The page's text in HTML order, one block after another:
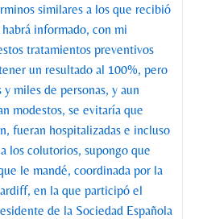
similares a los que recibió
informado, con mi
tratamientos preventivos
un resultado al 100%, pero
miles de personas, y aun
modestos, se evitaría que
fueran hospitalizadas e incluso
los colutorios, supongo que
le mandé, coordinada por la
en la que participó el
de la Sociedad Española